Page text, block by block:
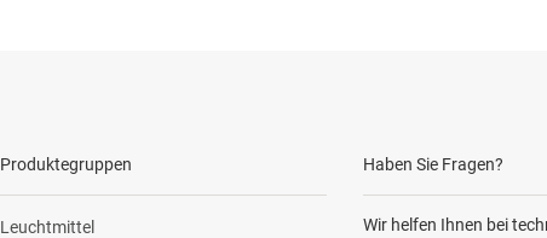
Produktegruppen
Leuchtmittel
Haben Sie Fragen?
Wir helfen Ihnen bei